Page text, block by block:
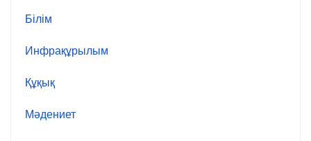
Білім
Инфрақұрылым
Құқық
Мәдениет